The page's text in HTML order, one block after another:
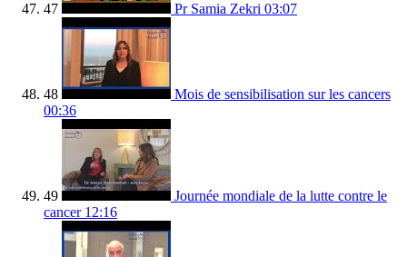
47 Pr Samia Zekri 03:07
48
Mois de sensibilisation sur les cancers
00:36
49
Journée mondiale de la lutte contre le
cancer 12:16